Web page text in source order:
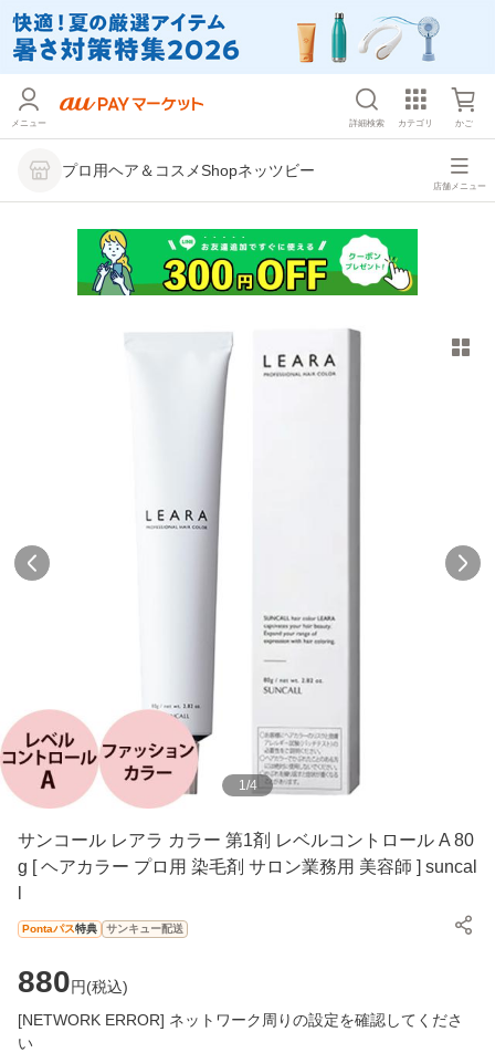
メニュー 詳細検索 カテゴリ かご
プロ用ヘア＆コスメShopネッツビー
店舗メニュー
1/4
サンコール レアラ カラー 第1剤 レベルコントロール A 80
g [ ヘアカラー プロ用 染毛剤 サロン業務用 美容師 ] suncal
Pontaパス特典 サンキュー配送
880円(税込)
[NETWORK ERROR] ネットワーク周りの設定を確認してくださ
い